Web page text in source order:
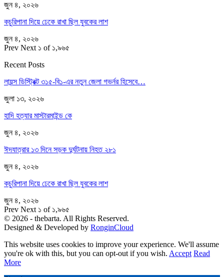
জুন ৪, ২০২৬
কচুরিপানা দিয়ে ঢেকে রাখা ছিল যুবকের লাশ
জুন ৪, ২০২৬
Prev Next ১ of ১,৯৬৫
Recent Posts
লায়ন্স ডিস্ট্রিক্ট ৩১৫-বি১-এর নতুন জেলা গভর্নর হিসেবে…
জুলা ১৩, ২০২৬
হাদি হত্যার মাস্টারমাইন্ড কে
জুন ৪, ২০২৬
ঈদযাত্রার ১৩ দিনে সড়ক দুর্ঘটনায় নিহত ২৮১
জুন ৪, ২০২৬
কচুরিপানা দিয়ে ঢেকে রাখা ছিল যুবকের লাশ
জুন ৪, ২০২৬
Prev Next ১ of ১,৯৬৫
© 2026 - thebarta. All Rights Reserved.
Designed & Developed by RonginCloud
This website uses cookies to improve your experience. We'll assume
you're ok with this, but you can opt-out if you wish. Accept Read
More